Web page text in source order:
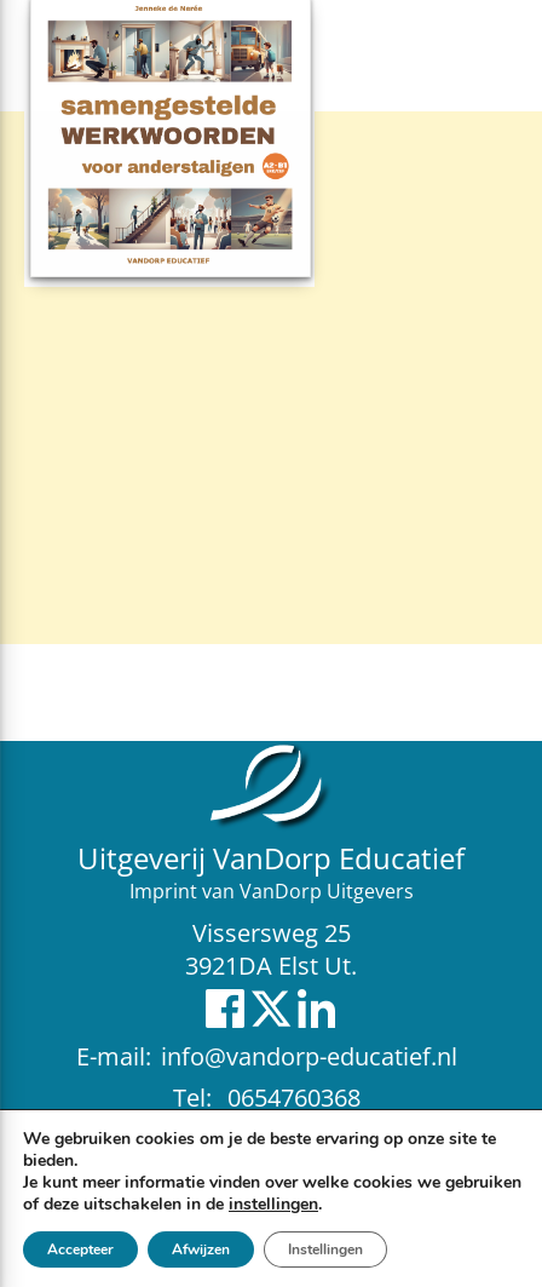
Uitgeverij VanDorp Educatief
Imprint van VanDorp Uitgevers
Vissersweg 25
3921DA Elst Ut.
E-mail: info@vandorp-educatief.nl
Tel: 0654760368
© 2026 Uitgeverij VanDorp Educatief| Algemene voorwaarden|
Privacyverklaring
We gebruiken cookies om je de beste ervaring op onze site te
bieden.
Je kunt meer informatie vinden over welke cookies we gebruiken
of deze uitschakelen in de instellingen.
Accepteer Afwijzen Instellingen